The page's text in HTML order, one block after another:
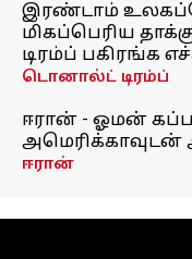
இரண்டாம்
மிகப்பெரிய
டிரம்ப் பகிரங்க
டொனால்ட் டிரம்ப்
ஈரான் - ஓமன்
அமெரிக்காவுடன்
ஈரான்